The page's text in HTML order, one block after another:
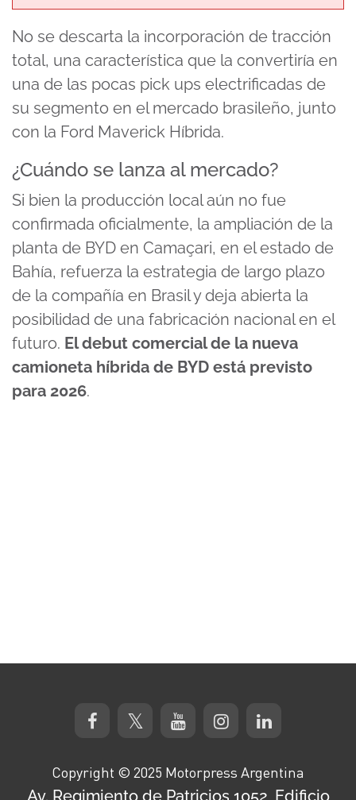
No se descarta la incorporación de tracción
total, una característica que la convertiría en
una de las pocas pick ups electrificadas de
su segmento en el mercado brasileño, junto
con la Ford Maverick Híbrida.
¿Cuándo se lanza al mercado?
Si bien la producción local aún no fue
confirmada oficialmente, la ampliación de la
planta de BYD en Camaçari, en el estado de
Bahía, refuerza la estrategia de largo plazo
de la compañía en Brasil y deja abierta la
posibilidad de una fabricación nacional en el
futuro. El debut comercial de la nueva
camioneta híbrida de BYD está previsto
para 2026.
Copyright © 2025 Motorpress Argentina
Av. Regimiento de Patricios 1052, Edificio